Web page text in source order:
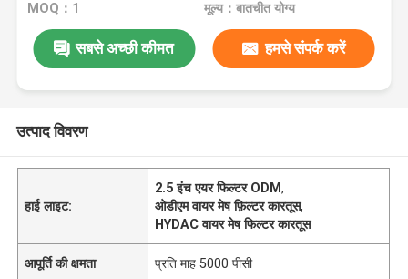
MOQ：1 मूल्य：बातचीत योग्य
सबसे अच्छी कीमत हमसे संपर्क करें
उत्पाद विवरण
हाई लाइट:
2.5 इंच एयर फिल्टर ODM,
ओडीएम वायर मेष फ़िल्टर कारतूस,
HYDAC वायर मेष फिल्टर कारतूस
आपूर्ति की क्षमता प्रति माह 5000 पीसी